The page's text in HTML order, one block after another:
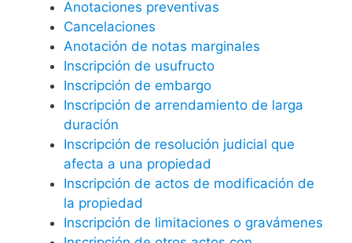
Anotaciones preventivas
Cancelaciones
Anotación de notas marginales
Inscripción de usufructo
Inscripción de embargo
Inscripción de arrendamiento de larga
duración
Inscripción de resolución judicial que
afecta a una propiedad
Inscripción de actos de modificación de
la propiedad
Inscripción de limitaciones o gravámenes